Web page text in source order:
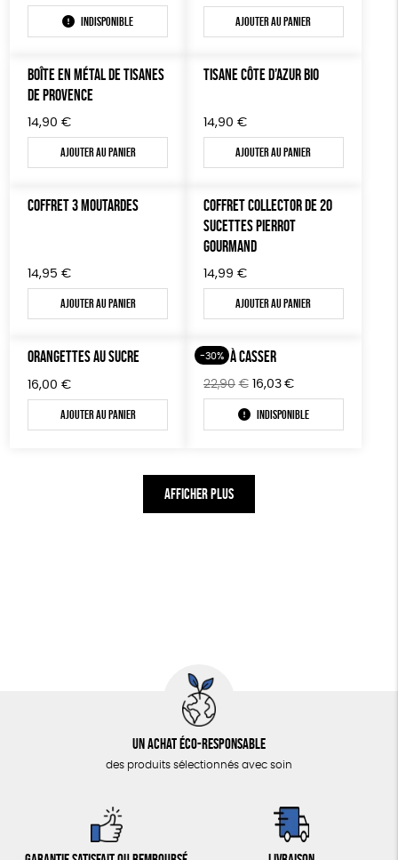
Indisponible Ajouter au panier
BOÎTE EN MÉTAL DE TISANES
DE PROVENCE
14,90 €
Ajouter au panier
TISANE CÔTE D’AZUR BIO
14,90 €
Ajouter au panier
COFFRET 3 MOUTARDES
14,95 €
Ajouter au panier
COFFRET COLLECTOR DE 20
SUCETTES PIERROT
GOURMAND
14,99 €
Ajouter au panier
ORANGETTES AU SUCRE
16,00 €
Ajouter au panier
-30%
OEUF À CASSER
22,90 € Le
prix
initial
16,03 €Le
prix
actuel
Indisponible
AFFICHER PLUS
Un achat éco-responsable
des produits sélectionnés avec soin